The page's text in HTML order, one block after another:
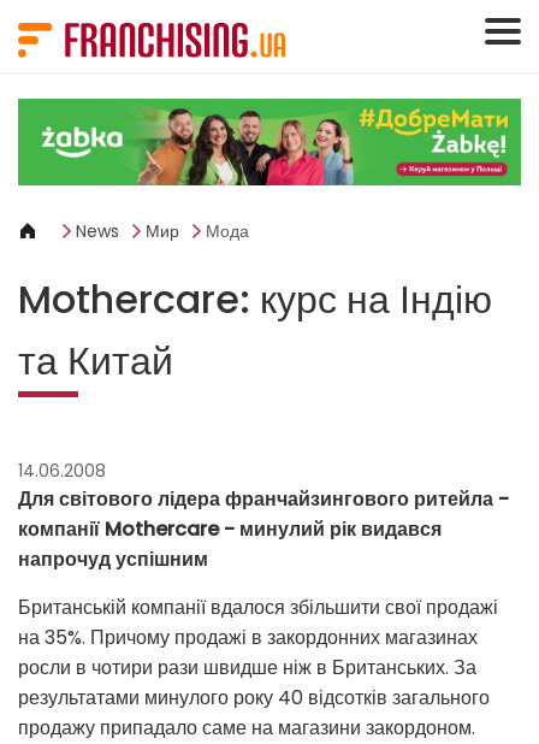
News Мир Мода
Mothercare: курс на Індію
та Китай
14.06.2008
Для світового лідера франчайзингового ритейла -
компанії Mothercare - минулий рік видався
напрочуд успішним
Британській компанії вдалося збільшити свої продажі
на 35%. Причому продажі в закордонних магазинах
росли в чотири рази швидше ніж в Британських. За
результатами минулого року 40 відсотків загального
продажу припадало саме на магазини закордоном.